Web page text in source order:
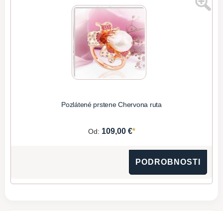
Pozlátené prstene Chervona ruta
Od: 109,00 €*
PODROBNOSTI